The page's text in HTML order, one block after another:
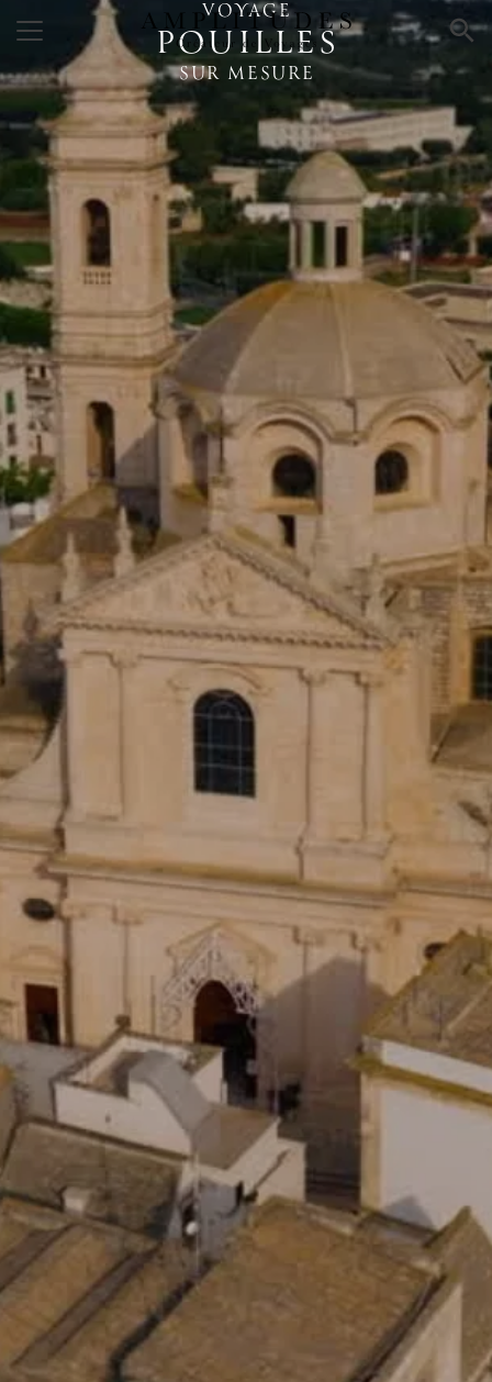
× VOYAGE
POUILLES
SUR MESURE